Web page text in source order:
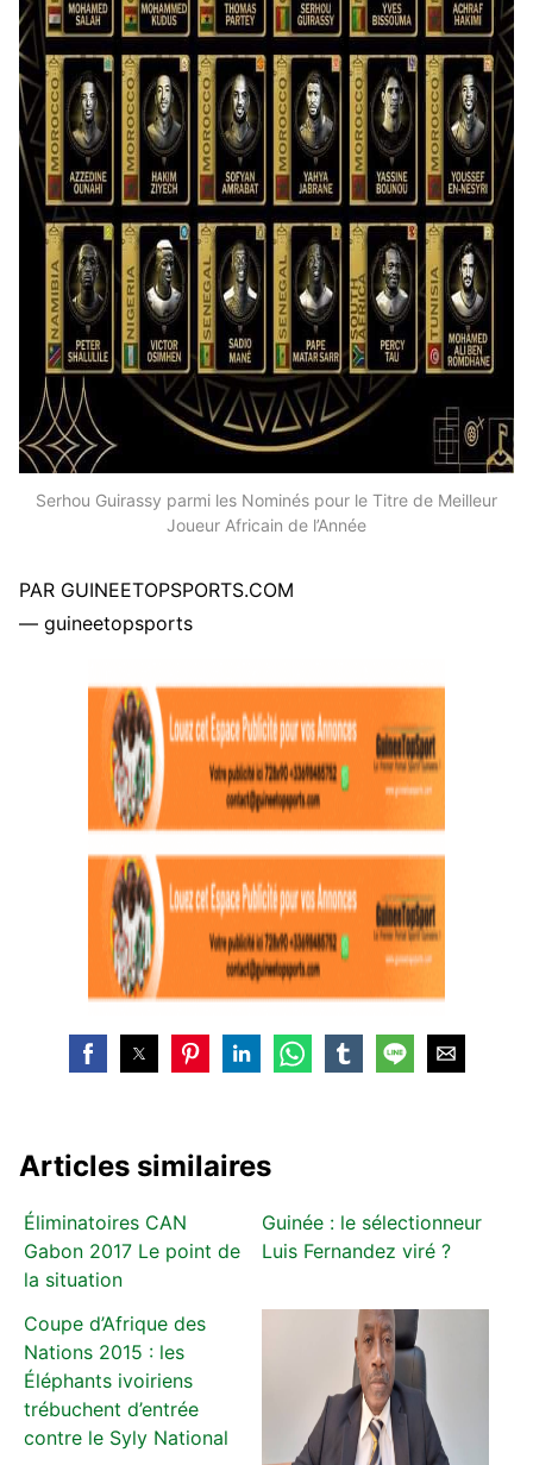
Serhou Guirassy parmi les Nominés pour le Titre de Meilleur
Joueur Africain de l’Année
PAR GUINEETOPSPORTS.COM
— guineetopsports
Articles similaires
Éliminatoires CAN
Gabon 2017 Le point de
la situation
Guinée : le sélectionneur
Luis Fernandez viré ?
Coupe d’Afrique des
Nations 2015 : les
Éléphants ivoiriens
trébuchent d’entrée
contre le Syly National